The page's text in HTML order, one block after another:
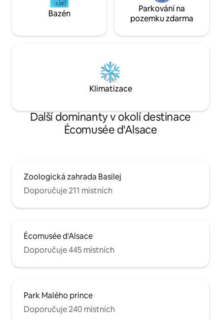
Bazén
Parkování na
pozemku zdarma
Klimatizace
Další dominanty v okolí destinace
Écomusée d'Alsace
Zoologická zahrada Basilej
Doporučuje 211 místních
Écomusée d'Alsace
Doporučuje 445 místních
Park Malého prince
Doporučuje 240 místních